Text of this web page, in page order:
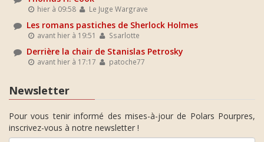
hier à 09:58 Le Juge Wargrave
Les romans pastiches de Sherlock Holmes
avant hier à 19:51 Ssarlotte
Derrière la chair de Stanislas Petrosky
avant hier à 17:17 patoche77
Newsletter
Pour vous tenir informé des mises-à-jour de Polars Pourpres,
inscrivez-vous à notre newsletter !